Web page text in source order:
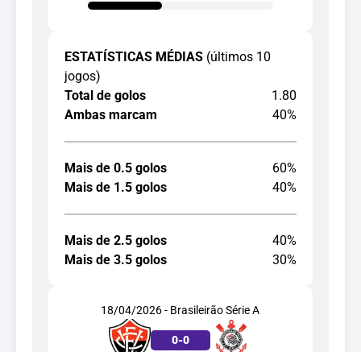
ESTATÍSTICAS MÉDIAS (últimos 10
jogos)
Total de golos
1.80
Ambas marcam
40%
Mais de 0.5 golos
60%
Mais de 1.5 golos
40%
Mais de 2.5 golos
40%
Mais de 3.5 golos
30%
18/04/2026 - Brasileirão Série A
0-0